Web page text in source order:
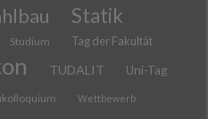
Statik
Studium Tag der Fakultät
TUDALIT Uni-Tag
Wettbewerb